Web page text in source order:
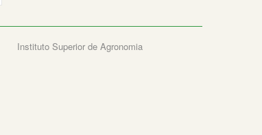
Instituto Superior de Agronomia